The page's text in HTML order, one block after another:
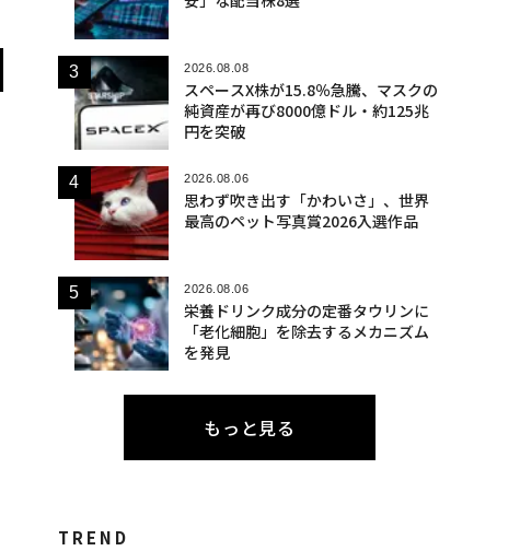
2026.08.08
スペースX株が15.8％急騰、マスクの
純資産が再び8000億ドル・約125兆
円を突破
2026.08.06
思わず吹き出す「かわいさ」、世界
最高のペット写真賞2026入選作品
2026.08.06
栄養ドリンク成分の定番タウリンに
「老化細胞」を除去するメカニズム
を発見
もっと見る
TREND